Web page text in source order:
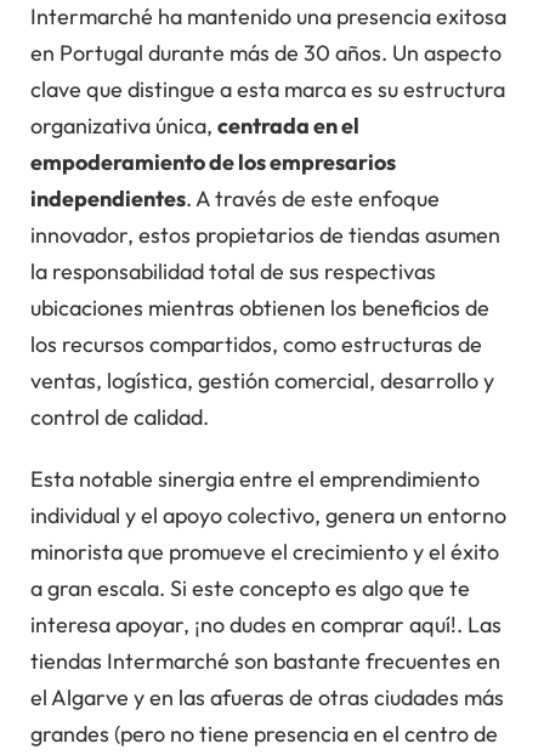
Intermarché ha mantenido una presencia exitosa
en Portugal durante más de 30 años. Un aspecto
clave que distingue a esta marca es su estructura
organizativa única, centrada en el
empoderamiento de los empresarios
independientes. A través de este enfoque
innovador, estos propietarios de tiendas asumen
la responsabilidad total de sus respectivas
ubicaciones mientras obtienen los beneficios de
los recursos compartidos, como estructuras de
ventas, logística, gestión comercial, desarrollo y
control de calidad.
Esta notable sinergia entre el emprendimiento
individual y el apoyo colectivo, genera un entorno
minorista que promueve el crecimiento y el éxito
a gran escala. Si este concepto es algo que te
interesa apoyar, ¡no dudes en comprar aquí!. Las
tiendas Intermarché son bastante frecuentes en
el Algarve y en las afueras de otras ciudades más
grandes (pero no tiene presencia en el centro de